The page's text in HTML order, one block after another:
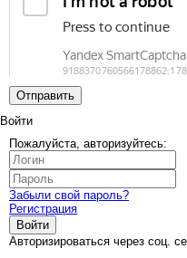
Отправить
Войти
Пожалуйста, авторизуйтесь:
Забыли свой пароль?
Регистрация
Войти
Авторизироваться через соц.